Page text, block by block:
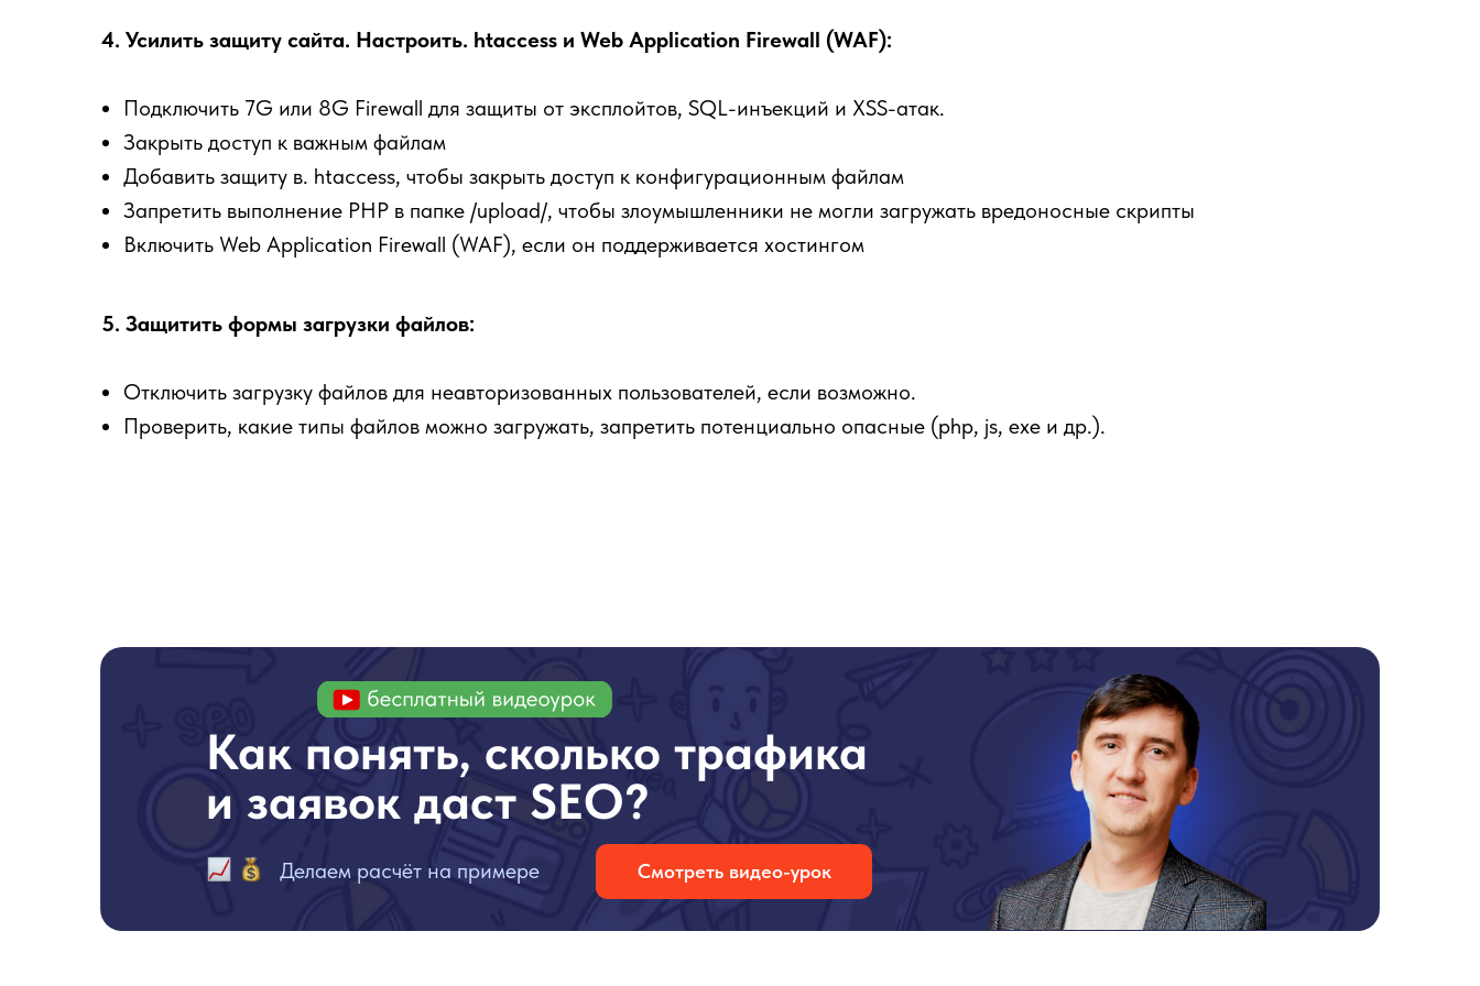
4. Усилить защиту сайта. Настроить. htaccess и Web Application Firewall (WAF):
Подключить 7G или 8G Firewall для защиты от эксплойтов, SQL-инъекций и XSS-атак.
Закрыть доступ к важным файлам
Добавить защиту в. htaccess, чтобы закрыть доступ к конфигурационным файлам
Запретить выполнение PHP в папке /upload/, чтобы злоумышленники не могли загружать вредоносные скрипты
Включить Web Application Firewall (WAF), если он поддерживается хостингом
5. Защитить формы загрузки файлов:
Отключить загрузку файлов для неавторизованных пользователей, если возможно.
Проверить, какие типы файлов можно загружать, запретить потенциально опасные (php, js, exe и др.).
Смотреть видео-урок
Как понять, сколько трафика
и заявок даст SEO?
Делаем расчёт на примере